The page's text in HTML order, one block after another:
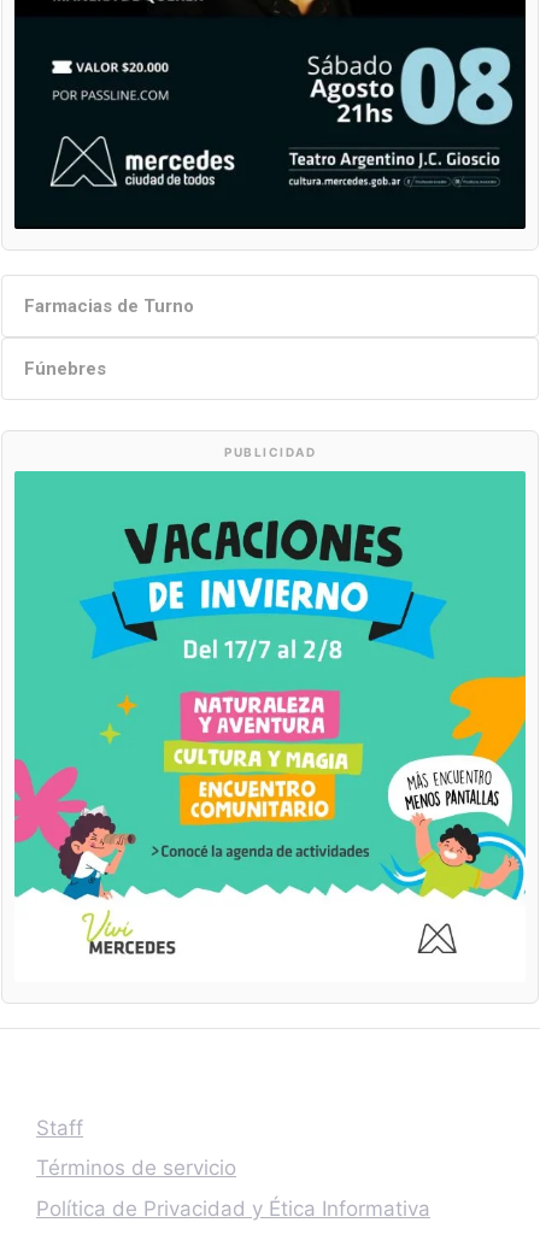
Farmacias de Turno
Fúnebres
PUBLICIDAD
Staff
Términos de servicio
Política de Privacidad y Ética Informativa